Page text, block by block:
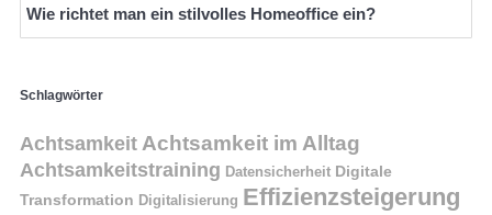
Wie richtet man ein stilvolles Homeoffice ein?
Schlagwörter
Achtsamkeit Achtsamkeit im Alltag
Achtsamkeitstraining Datensicherheit Digitale
Transformation Digitalisierung Effizienzsteigerung